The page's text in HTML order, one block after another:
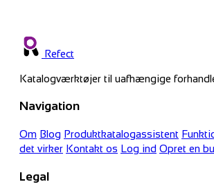
Refect
Katalogværktøjer til uafhængige
Navigation
Om Blog Produktkatalogassistent
det virker Kontakt os Log ind Opret en
Legal